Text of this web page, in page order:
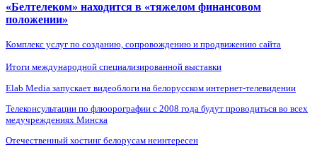
«Белтелеком» находится в «тяжелом финансовом
положении»
Комплекс услуг по созданию, сопровождению и продвижению сайта
Итоги международной специализированной выставки
Elab Media запускает видеоблоги на белорусском интернет-телевидении
Телеконсультации по флюорографии с 2008 года будут проводиться во всех
медучреждениях Минска
Отечественный хостинг белорусам неинтересен